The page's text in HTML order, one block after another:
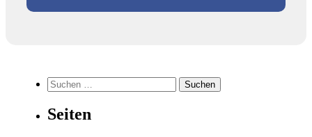
Suchen
nach:
Seiten